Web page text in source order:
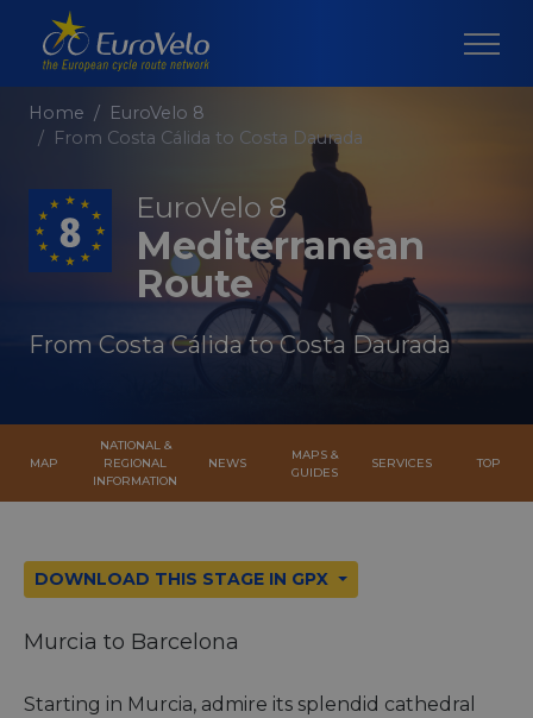
Home
EuroVelo 8
From Costa Cálida to Costa Daurada
EuroVelo 8
Mediterranean
Route
From Costa Cálida to Costa Daurada
MAP
NATIONAL &
REGIONAL
INFORMATION
NEWS
MAPS &
GUIDES
SERVICES TOP
DOWNLOAD THIS STAGE IN GPX
Murcia to Barcelona
Starting in Murcia, admire its splendid cathedral